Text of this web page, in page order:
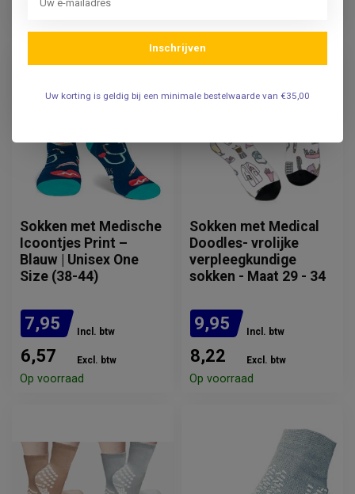
Sokken met Medische
Icoontjes Print –
Blauw | Unisex One
Size (38-44)
7,95 Incl. btw
6,57 Excl. btw
Op voorraad
Sokken met Medical
Doodles- vrolijke
verpleegkundige
sokken - Maat 29 - 34
9,95 Incl. btw
8,22 Excl. btw
Op voorraad
Inschrijven
Uw korting is geldig bij een minimale bestelwaarde van €35,00